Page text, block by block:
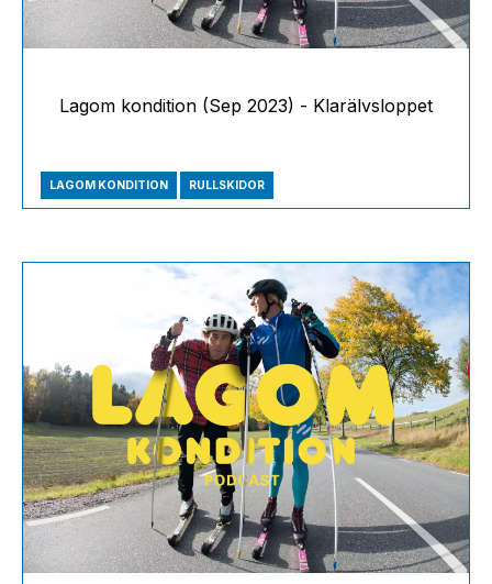
Lagom kondition (Sep 2023) - Klarälvsloppet
LAGOM KONDITION RULLSKIDOR